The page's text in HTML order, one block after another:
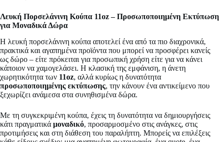
Λευκή Πορσελάνινη Κούπα 11oz – Προσωποποιημένη Εκτύπωση
για Μοναδικά Δώρα
Η λευκή πορσελάνινη κούπα αποτελεί ένα από τα πιο διαχρονικά,
πρακτικά και αγαπημένα προϊόντα που μπορεί να προσφέρει κανείς
ως δώρο – είτε πρόκειται για προσωπική χρήση είτε για να κάνει
κάποιον να χαμογελάσει. Η κλασική της εμφάνιση, η άνετη
χωρητικότητα των 11oz, αλλά κυρίως η δυνατότητα
προσωποποιημένης εκτύπωσης, την κάνουν ένα αντικείμενο που
ξεχωρίζει ανάμεσα στα συνηθισμένα δώρα.
Με τη συγκεκριμένη κούπα, έχεις τη δυνατότητα να δημιουργήσεις
κάτι πραγματικά μοναδικό, προσαρμοσμένο στις ανάγκες, στις
προτιμήσεις και στη διάθεση του παραλήπτη. Μπορείς να επιλέξεις